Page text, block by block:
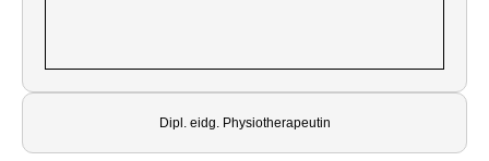
Dipl. eidg. Physiotherapeutin